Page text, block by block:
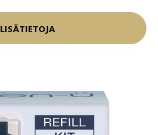
LISÄTIETOJA